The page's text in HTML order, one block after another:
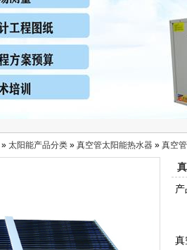
» 太阳能产品分类 » 真空管太阳能热水器 » 真空
真